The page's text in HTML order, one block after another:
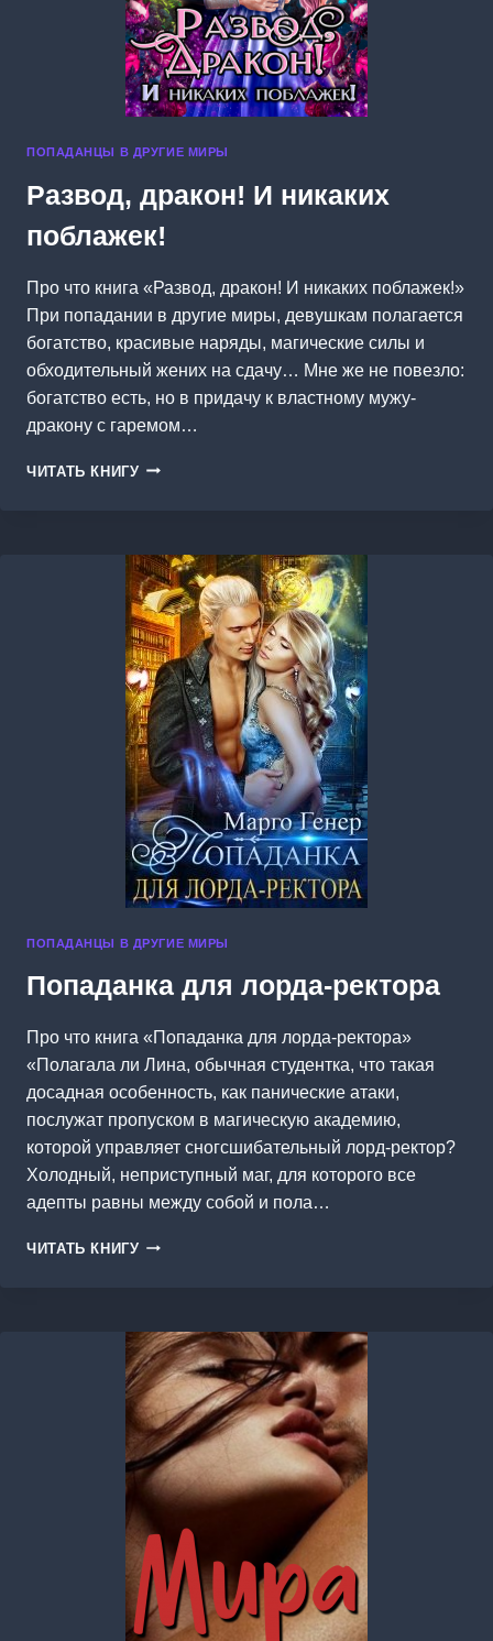
ПОПАДАНЦЫ В ДРУГИЕ МИРЫ
Развод, дракон! И никаких
поблажек!
Про что книга «Развод, дракон! И никаких поблажек!»
При попадании в другие миры, девушкам полагается
богатство, красивые наряды, магические силы и
обходительный жених на сдачу… Мне же не повезло:
богатство есть, но в придачу к властному мужу-
дракону с гаремом…
ЧИТАТЬ КНИГУ РАЗВОД,
ПОБЛАЖЕК!
ПОПАДАНЦЫ В ДРУГИЕ МИРЫ
Попаданка для лорда-ректора
Про что книга «Попаданка для лорда-ректора»
«Полагала ли Лина, обычная студентка, что такая
досадная особенность, как панические атаки,
послужат пропуском в магическую академию,
которой управляет сногсшибательный лорд-ректор?
Холодный, неприступный маг, для которого все
адепты равны между собой и пола…
ЧИТАТЬ КНИГУ ПОПАДАНКА